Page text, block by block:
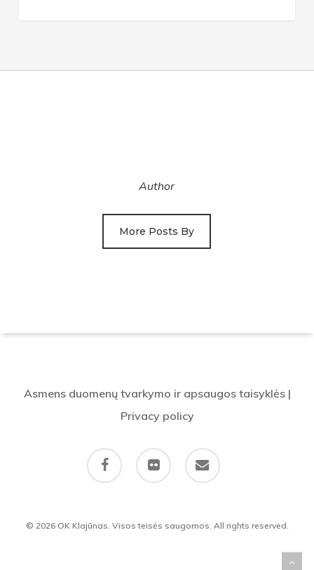
skatinimas
Author
More Posts By
Asmens duomenų tvarkymo ir apsaugos taisyklės|
Privacy policy
facebook flickr email
© 2026 OK Klajūnas. Visos teisės saugomos. All rights reserved.